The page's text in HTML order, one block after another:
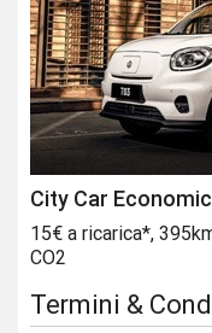
City Car
15€ a ricarica*,
CO2
Termini &